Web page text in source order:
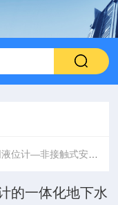
接触式安装设计的一体化地下水位监测仪@2025全境派送
的一体化地下水